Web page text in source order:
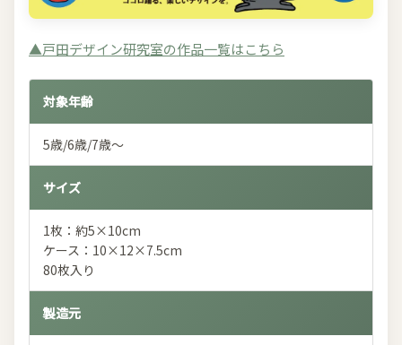
▲戸田デザイン研究室の作品一覧はこちら
対象年齢
5歳/6歳/7歳～
サイズ
1枚：約5×10cm
ケース：10×12×7.5cm
80枚入り
製造元